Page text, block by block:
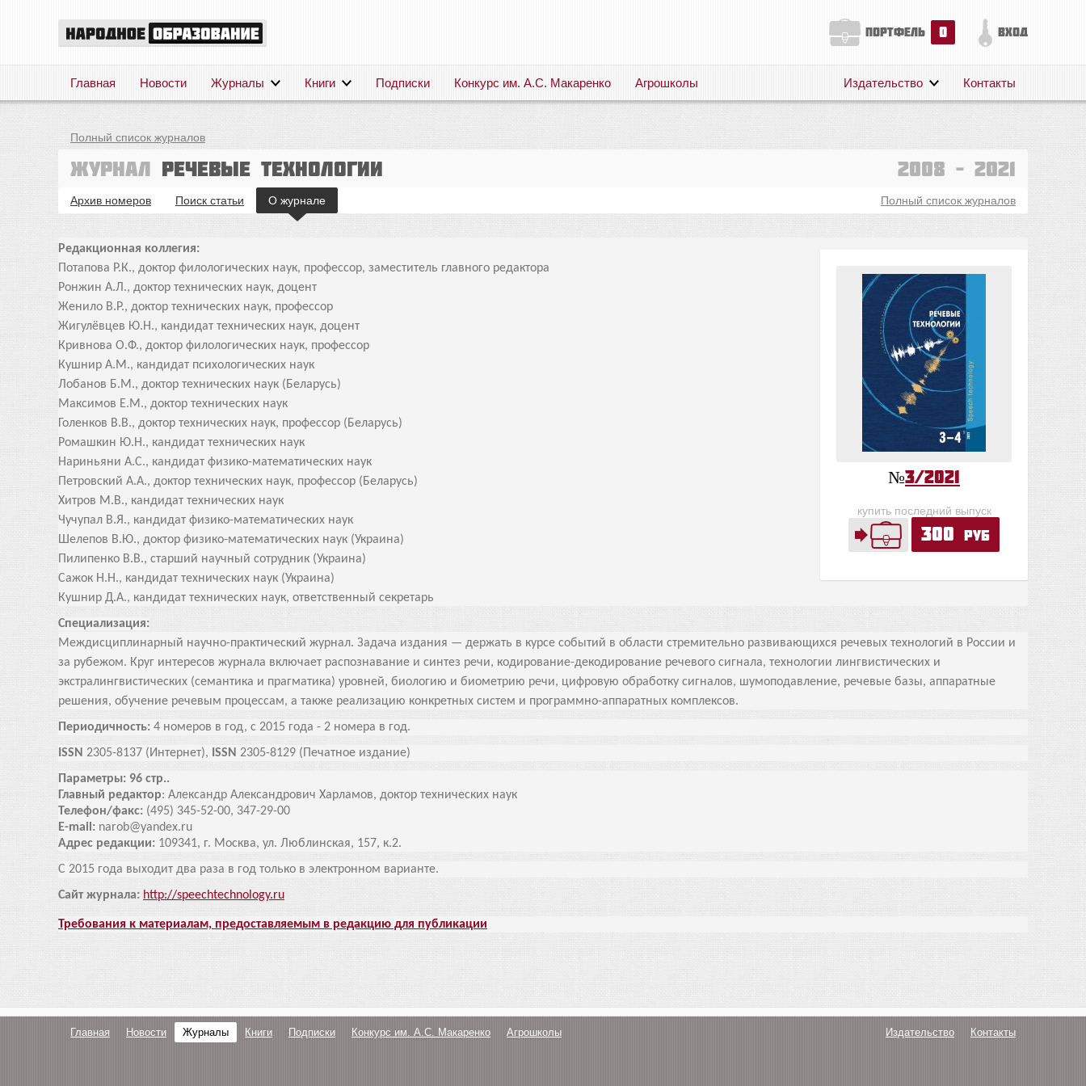
портфель 0 вход
Главная Новости Журналы Книги Подписки Конкурс им. А.С. Макаренко Агрошколы
Поддержка
Издательство Контакты
Полный список журналов
Журнал Речевые технологии 2008 – 2021
Полный список журналов
Архив номеров Поиск статьи О журнале
№3/2021
купить последний выпуск
300 руб
Редакционная коллегия:
Потапова Р.К., доктор филологических наук, профессор, заместитель главного редактора
Ронжин А.Л., доктор технических наук, доцент
Женило В.Р., доктор технических наук, профессор
Жигулёвцев Ю.Н., кандидат технических наук, доцент
Кривнова О.Ф., доктор филологических наук, профессор
Кушнир А.М., кандидат психологических наук
Лобанов Б.М., доктор технических наук (Беларусь)
Максимов Е.М., доктор технических наук
Голенков В.В., доктор технических наук, профессор (Беларусь)
Ромашкин Ю.Н., кандидат технических наук
Нариньяни А.С., кандидат физико-математических наук
Петровский А.А., доктор технических наук, профессор (Беларусь)
Хитров М.В., кандидат технических наук
Чучупал В.Я., кандидат физико-математических наук
Шелепов В.Ю., доктор физико-математических наук (Украина)
Пилипенко В.В., старший научный сотрудник (Украина)
Сажок Н.Н., кандидат технических наук (Украина)
Кушнир Д.А., кандидат технических наук, ответственный секретарь
Специализация:
Междисциплинарный научно-практический журнал. Задача издания — держать в курсе событий в области стремительно развивающихся речевых технологий в России и
за рубежом. Круг интересов журнала включает распознавание и синтез речи, кодирование-декодирование речевого сигнала, технологии лингвистических и
экстралингвистических (семантика и прагматика) уровней, биологию и биометрию речи, цифровую обработку сигналов, шумоподавление, речевые базы, аппаратные
решения, обучение речевым процессам, а также реализацию конкретных систем и программно-аппаратных комплексов.
Периодичность: 4 номеров в год, с 2015 года - 2 номера в год.
ISSN 2305-8137 (Интернет), ISSN 2305-8129 (Печатное издание)
Параметры: 96 стр..
Главный редактор: Александр Александрович Харламов, доктор технических наук
Телефон/факс: (495) 345-52-00, 347-29-00
E-mail: narob@yandex.ru
Адрес редакции: 109341, г. Москва, ул. Люблинская, 157, к.2.
С 2015 года выходит два раза в год только в электронном варианте.
Сайт журнала: http://speechtechnology.ru
Требования к материалам, предоставляемым в редакцию для публикации
Главная Новости Журналы Книги Подписки Конкурс им. А.С. Макаренко Агрошколы Издательство Контакты